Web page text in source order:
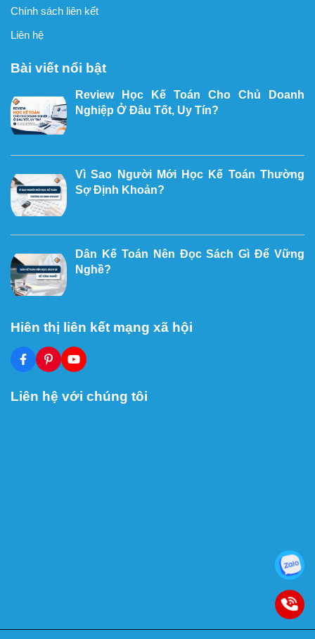
Chính sách liên kết
Liên hệ
Bài viết nổi bật
Review Học Kế Toán Cho Chủ Doanh
Nghiệp Ở Đâu Tốt, Uy Tín?
Vì Sao Người Mới Học Kế Toán Thường
Sợ Định Khoản?
Dân Kế Toán Nên Đọc Sách Gì Để Vững
Nghề?
Hiên thị liên kết mạng xã hội
Liên hệ với chúng tôi